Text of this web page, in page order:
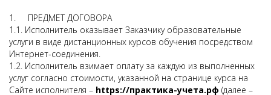
1. ПРЕДМЕТ ДОГОВОРА
1.1. Исполнитель оказывает Заказчику образовательные
услуги в виде дистанционных курсов обучения посредством
Интернет-соединения.
1.2. Исполнитель взимает оплату за каждую из выполненных
услуг согласно стоимоcти, указанной на странице курса на
Сайте исполнителя – https://практика-учета.рф (далее –